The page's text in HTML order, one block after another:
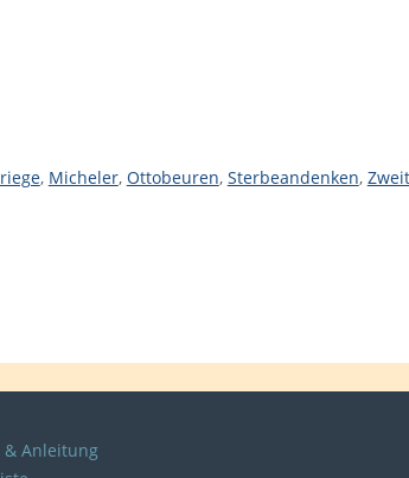
, Micheler, Ottobeuren, Sterbeandenken,
& Anleitung